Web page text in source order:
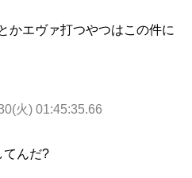
かエヴァ打つやつはこの件に
火) 01:45:35.66
てんだ?